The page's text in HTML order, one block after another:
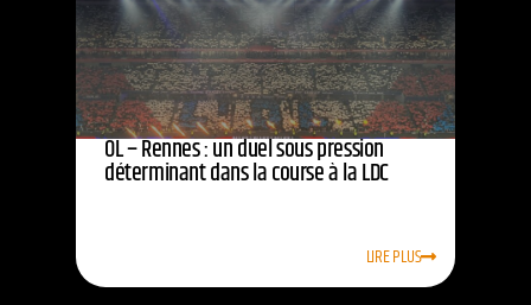
OL – Rennes : un duel sous pression
déterminant dans la course à la LDC
LIRE PLUS